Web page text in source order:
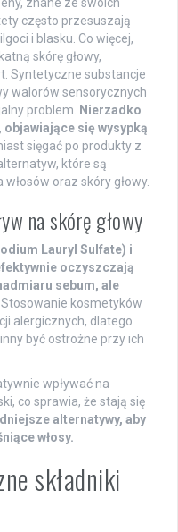
często przesuszają
i blasku. Co więcej,
skórę głowy,
Syntetyczne substancje
walorów sensorycznych
problem.
Nierzadko
się wysypką
sięgać po produkty z
które są
oraz skóry głowy.
na skórę głowy
Lauryl Sulfate) i
oczyszczają
sebum, ale
Stosowanie kosmetyków
alergicznych, dlatego
być ostrożne przy ich
wpływać na
co sprawia, że stają się
alternatywy, aby
włosy.
składniki